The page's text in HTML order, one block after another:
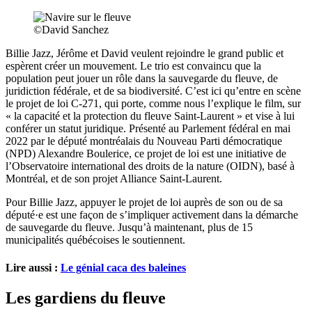
©David Sanchez
Billie Jazz, Jérôme et David veulent rejoindre le grand public et
espèrent créer un mouvement. Le trio est convaincu que la
population peut jouer un rôle dans la sauvegarde du fleuve, de
juridiction fédérale, et de sa biodiversité. C’est ici qu’entre en scène
le projet de loi C-271, qui porte, comme nous l’explique le film, sur
« la capacité et la protection du fleuve Saint-Laurent » et vise à lui
conférer un statut juridique. Présenté au Parlement fédéral en mai
2022 par le député montréalais du Nouveau Parti démocratique
(NPD) Alexandre Boulerice, ce projet de loi est une initiative de
l’Observatoire international des droits de la nature (OIDN), basé à
Montréal, et de son projet Alliance Saint-Laurent.
Pour Billie Jazz, appuyer le projet de loi auprès de son ou de sa
député·e est une façon de s’impliquer activement dans la démarche
de sauvegarde du fleuve. Jusqu’à maintenant, plus de 15
municipalités québécoises le soutiennent.
Lire aussi : Le génial caca des baleines
Les gardiens du fleuve